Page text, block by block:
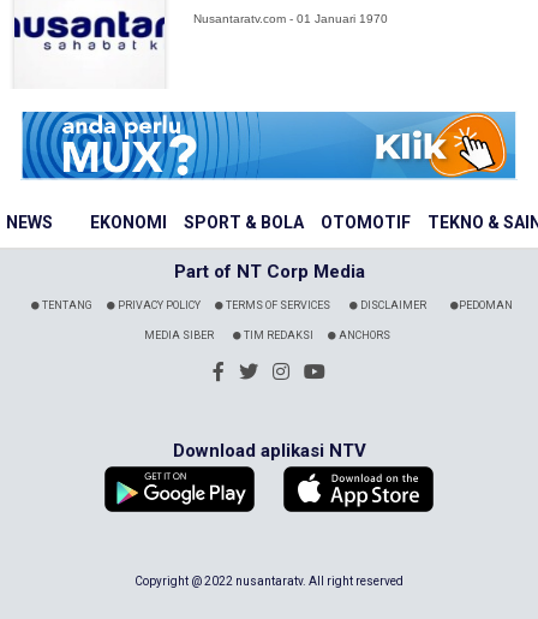
NEWS EKONOMI SPORT & BOLA OTOMOTIF TEKNO &
Nusantaratv.com - 01 Januari 1970
Part of NT Corp Media
TENTANG PRIVACY POLICY TERMS OF SERVICES DISCLAIMER PEDOMAN
MEDIA SIBER TIM REDAKSI ANCHORS
Download aplikasi NTV
Copyright @ 2022 nusantaratv. All right reserved